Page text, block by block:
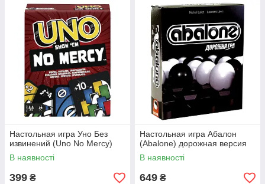
Настольная игра Уно Без
извинений (Uno No Mercy)
В наявності
399 ₴
Настольная игра Абалон
(Abalone) дорожная версия
В наявності
649 ₴